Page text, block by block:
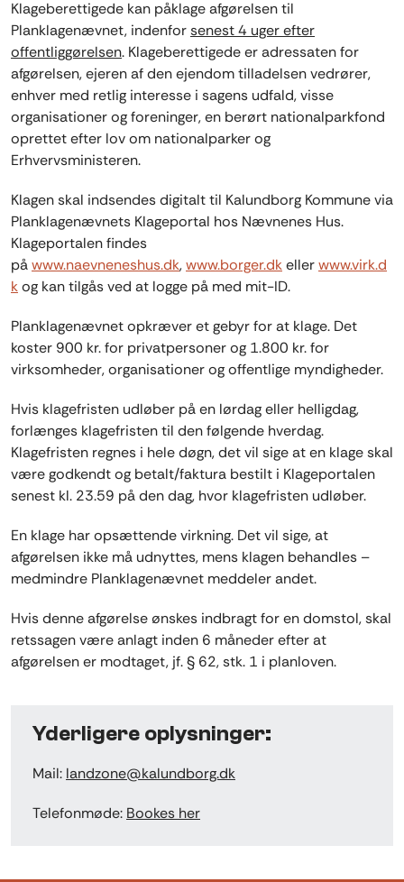
Klageberettigede kan påklage afgørelsen til
Planklagenævnet, indenforsenest 4 uger efter
offentliggørelsen. Klageberettigede er adressaten for
afgørelsen, ejeren af den ejendom tilladelsen vedrører,
enhver med retlig interesse i sagens udfald, visse
organisationer og foreninger, en berørt nationalparkfond
oprettet efter lov om nationalparker og
Erhvervsministeren.
Klagen skal indsendes digitalt til Kalundborg Kommune via
Planklagenævnets Klageportal hos Nævnenes Hus.
Klageportalen findes
påwww.naevneneshus.dk,www.borger.dkellerwww.virk.d
kog kan tilgås ved at logge på med mit-ID.
Planklagenævnet opkræver et gebyr for at klage. Det
koster 900 kr. for privatpersoner og 1.800 kr. for
virksomheder, organisationer og offentlige myndigheder.
Hvis klagefristen udløber på en lørdag eller helligdag,
forlænges klagefristen til den følgende hverdag.
Klagefristen regnes i hele døgn, det vil sige at en klage skal
være godkendt og betalt/faktura bestilt i Klageportalen
senest kl. 23.59 på den dag, hvor klagefristen udløber.
En klage har opsættende virkning. Det vil sige, at
afgørelsen ikke må udnyttes, mens klagen behandles –
medmindre Planklagenævnet meddeler andet.
Hvis denne afgørelse ønskes indbragt for en domstol, skal
retssagen være anlagt inden 6 måneder efter at
afgørelsen er modtaget, jf. § 62, stk. 1 i planloven.
Yderligere oplysninger:
Mail: landzone@kalundborg.dk
Telefonmøde: Bookes her